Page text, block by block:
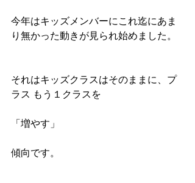
今年はキッズメンバーにこれ迄にあま
り無かった動きが見られ始めました。
それはキッズクラスはそのままに、プ
ラス もう１クラスを
「増やす」
傾向です。